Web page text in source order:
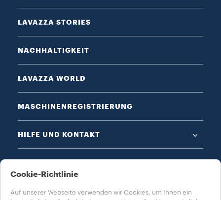
LAVAZZA STORIES
NACHHALTIGKEIT
LAVAZZA WORLD
MASCHINENREGISTRIERUNG
HILFE UND KONTAKT
Cookie-Richtlinie
Auf unserer Webseite verwenden wir Cookies, um Ihnen ein